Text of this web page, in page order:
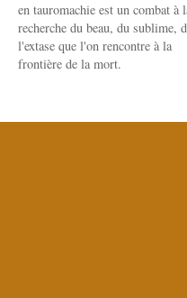
en tauromachie est un combat à
recherche du beau, du sublime,
l'extase que l'on rencontre à la
frontière de la mort.